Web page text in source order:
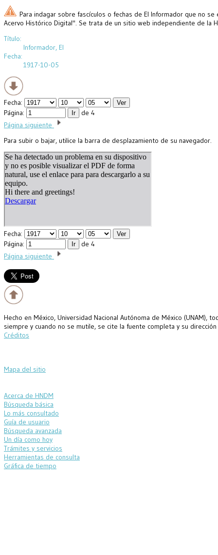
Para indagar sobre fascículos o fechas de El Informador que no
Acervo Histórico Digital". Se trata de un sitio web independiente de la
Título:
Informador, El
Fecha:
1917-10-05
Fecha:
Página:
de 4
Página siguiente
Para subir o bajar, utilice la barra de desplazamiento de su navegador.
Fecha:
Página:
de 4
Página siguiente
Hecho en México, Universidad Nacional Autónoma de México
siempre y cuando no se mutile, se cite la fuente completa y su
Créditos
Mapa del sitio
Acerca de HNDM
Búsqueda básica
Lo más consultado
Guía de usuario
Búsqueda avanzada
Un día como hoy
Trámites y servicios
Herramientas de consulta
Gráfica de tiempo